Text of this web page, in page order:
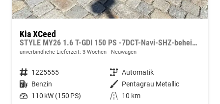
Kia XCeed
STYLE MY26 1.6 T-GDI 150 PS -7DCT-Navi-SHZ-beheizbares Lenkrad-Klimaautomatik 2Zonen-LED-Kamera-PDC-16"Alu
unverbindliche Lieferzeit: 3 Wochen Neuwagen
Fahrzeugnummer 1225555 Getriebe Automatik
Kraftstoff Benzin Außenfarbe Pentagrau Metallic
Leistung 110 kW (150 PS) Kilometerstand 10 km